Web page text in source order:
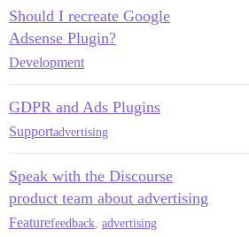
Should I recreate Google
Adsense Plugin?
Development
GDPR and Ads Plugins
Supportadvertising
Speak with the Discourse
product team about advertising
Featurefeedback advertising